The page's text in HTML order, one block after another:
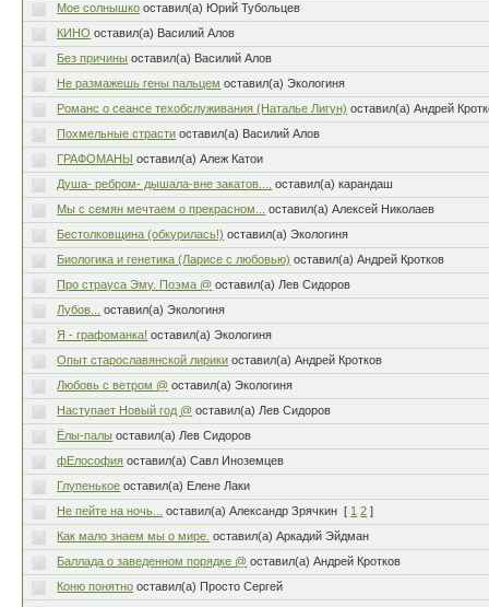
Мое солнышко оставил(а) Юрий Тубольцев
КИНО оставил(а) Василий Алов
Без причины оставил(а) Василий Алов
Не размажешь гены пальцем оставил(а) Экологиня
Романс о сеансе техобслуживания (Наталье Лигун) оставил(а) Андрей
Похмельные страсти оставил(а) Василий Алов
ГРАФОМАНЫ оставил(а) Алеж Катои
Душа- ребром- дышала-вне закатов....
оставил(а) карандаш
Мы с семян мечтаем о прекрасном...
оставил(а) Алексей Николаев
Бестолковщина (обкурилась!) оставил(а) Экологиня
Биологика и генетика (Ларисе с любовью) оставил(а) Андрей Кротков
Про страуса Эму. Поэма @ оставил(а) Лев Сидоров
Лубов...
оставил(а) Экологиня
Я - графоманка! оставил(а) Экологиня
Опыт старославянской лирики оставил(а) Андрей Кротков
Любовь с ветром @ оставил(а) Экологиня
Наступает Новый год @ оставил(а) Лев Сидоров
Ёлы-палы оставил(а) Лев Сидоров
фЕлософия оставил(а) Савл Иноземцев
Глупенькое оставил(а) Елене Лаки
Не пейте на ночь...
оставил(а) Александр Зрячкин [ 1 2 ]
Как мало знаем мы о мире. оставил(а) Аркадий Эйдман
Баллада о заведенном порядке @ оставил(а) Андрей Кротков
Коню понятно оставил(а) Просто Сергей